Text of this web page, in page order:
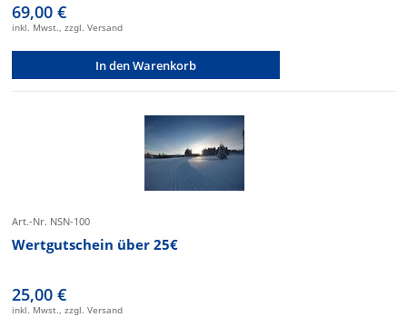
69,00 €
inkl. Mwst., zzgl. Versand
In den Warenkorb
Art.-Nr. NSN-100
Wertgutschein über 25€
25,00 €
inkl. Mwst., zzgl. Versand